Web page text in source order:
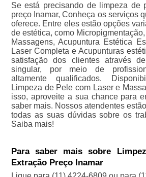
Se está precisando de limpeza de
preço Inamar, Conheça os serviços
oferece. Entre eles estão opções
de estética, como
Massagens, Acupuntura Estética
Laser Completa e Acupunturas
satisfação dos clientes através
singular, por meio de
altamente qualificados.
Limpeza de Pele com Laser e
isso, aproveite a sua chance para
saber mais. Nossos atendentes
todas as suas dúvidas sobre os
Saiba mais!
Para saber mais sobre
Extração Preço Inamar